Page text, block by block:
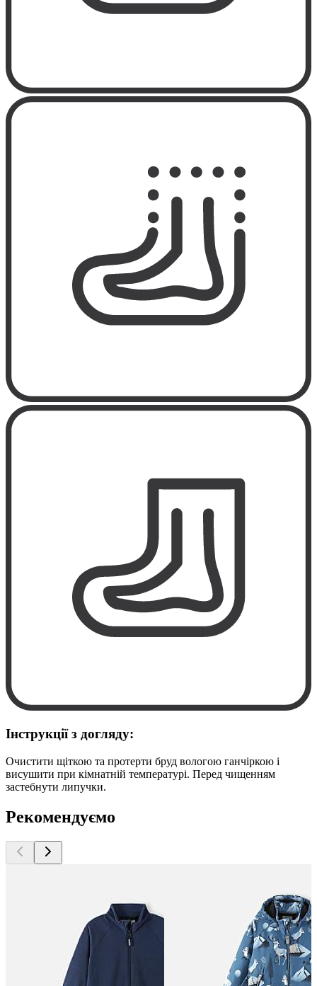
Інструкції з догляду:
Очистити щіткою та протерти бруд вологою ганчіркою і
висушити при кімнатній температурі. Перед чищенням
застебнути липучки.
Рекомендуємо